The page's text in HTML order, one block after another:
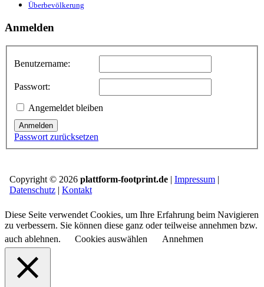
Überbevölkerung
Anmelden
Benutzername:
Passwort:
Angemeldet bleiben
Anmelden
Passwort zurücksetzen
Copyright © 2026 plattform-footprint.de | Impressum |
Datenschutz | Kontakt
Diese Seite verwendet Cookies, um Ihre Erfahrung beim Navigieren
zu verbessern. Sie können diese ganz oder teilweise annehmen bzw.
auch ablehnen.
Cookies auswählen Annehmen